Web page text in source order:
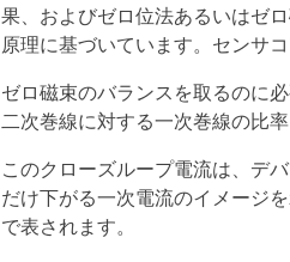
果、およびゼロ位法あるいはゼ
原理に基づいています。センサ
ゼロ磁束のバランスを取るのに
二次巻線に対する一次巻線の比率
このクローズループ電流は、デ
だけ下がる一次電流のイメージ
で表されます。